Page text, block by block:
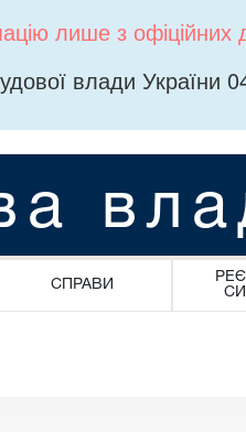
лише з офіційних
влади України
СПРАВИ